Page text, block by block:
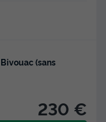
(sans
230 €